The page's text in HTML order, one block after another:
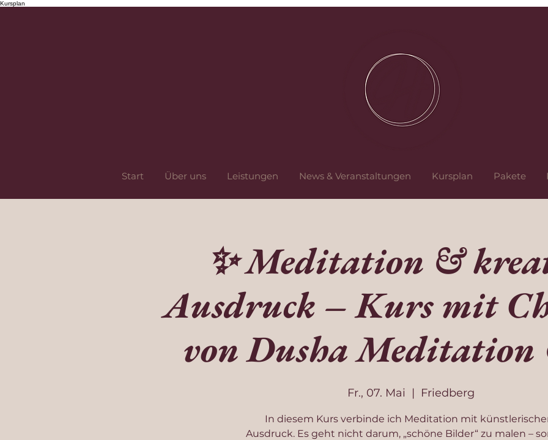
Kursplan
Start Über uns Leistungen News & Veranstaltungen Kursplan Pakete
✨ Meditation &
Ausdruck – Kurs mit
von Dusha
Fr., 07. Mai
  |
Friedberg
In diesem Kurs verbinde ich Meditation mit
Ausdruck. Es geht nicht darum, „schöne Bilder“ zu malen –